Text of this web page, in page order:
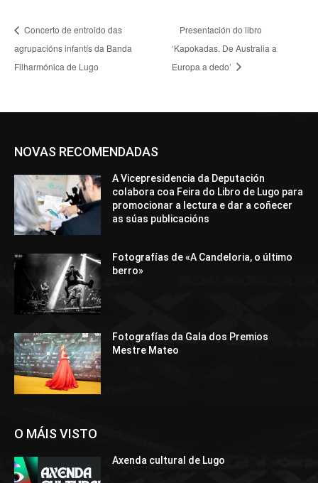
Concerto de entroido das
agrupacións infantís da Banda
Filharmónica de Lugo
Presentación do libro
‘Kapokadas. De Australia a
Europa a dedo’
NOVAS RECOMENDADAS
A Vicepresidencia da Deputación
colabora coa Feira do Libro de Lugo para
promocionar a lectura e dar a coñecer
as súas publicacións
Fotografías de «A Candeloria, o último
berro»
Fotografías da Gala dos Premios
Mestre Mateo
O MÁIS VISTO
Axenda cultural de Lugo